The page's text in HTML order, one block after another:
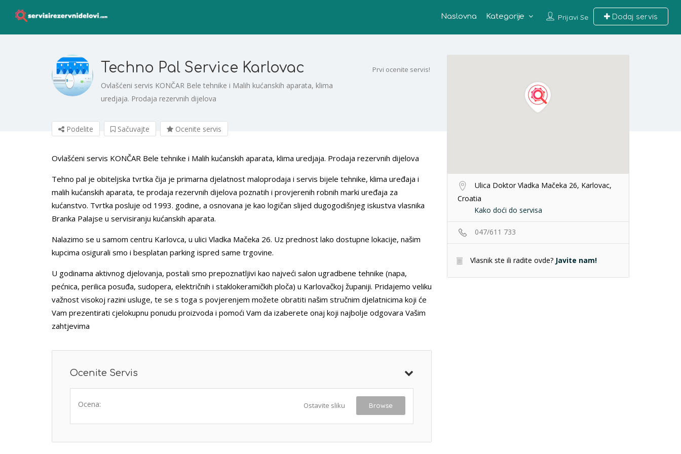
Prijavi Se Dodaj servis
Naslovna Kategorije
Techno Pal Service Karlovac
Ovlašćeni servis KONČAR Bele tehnike i Malih kućanskih aparata, klima
uredjaja. Prodaja rezervnih dijelova
Prvi ocenite servis!
Podelite Sačuvajte Ocenite servis
Ulica Doktor Vladka Mačeka 26, Karlovac,
Croatia
Kako doći do servisa
047/611 733
Vlasnik ste ili radite ovde? Javite nam!
Ovlašćeni servis KONČAR Bele tehnike i Malih kućanskih aparata, klima uredjaja. Prodaja rezervnih dijelova
Tehno pal je obiteljska tvrtka čija je primarna djelatnost maloprodaja i servis bijele tehnike, klima uređaja i
malih kućanskih aparata, te prodaja rezervnih dijelova poznatih i provjerenih robnih marki uređaja za
kućanstvo. Tvrtka posluje od 1993. godine, a osnovana je kao logičan slijed dugogodišnjeg iskustva vlasnika
Branka Palajse u servisiranju kućanskih aparata.
Nalazimo se u samom centru Karlovca, u ulici Vladka Mačeka 26. Uz prednost lako dostupne lokacije, našim
kupcima osigurali smo i besplatan parking ispred same trgovine.
U godinama aktivnog djelovanja, postali smo prepoznatljivi kao najveći salon ugradbene tehnike (napa,
pećnica, perilica posuđa, sudopera, električnih i staklokeramičkih ploča) u Karlovačkoj županiji. Pridajemo veliku
važnost visokoj razini usluge, te se s toga s povjerenjem možete obratiti našim stručnim djelatnicima koji će
Vam prezentirati cjelokupnu ponudu proizvoda i pomoći Vam da izaberete onaj koji najbolje odgovara Vašim
zahtjevima
Ocenite Servis
Ocena: Ostavite sliku Browse